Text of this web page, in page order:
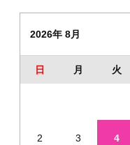
2026年 8月
日 月 火
2 3 4